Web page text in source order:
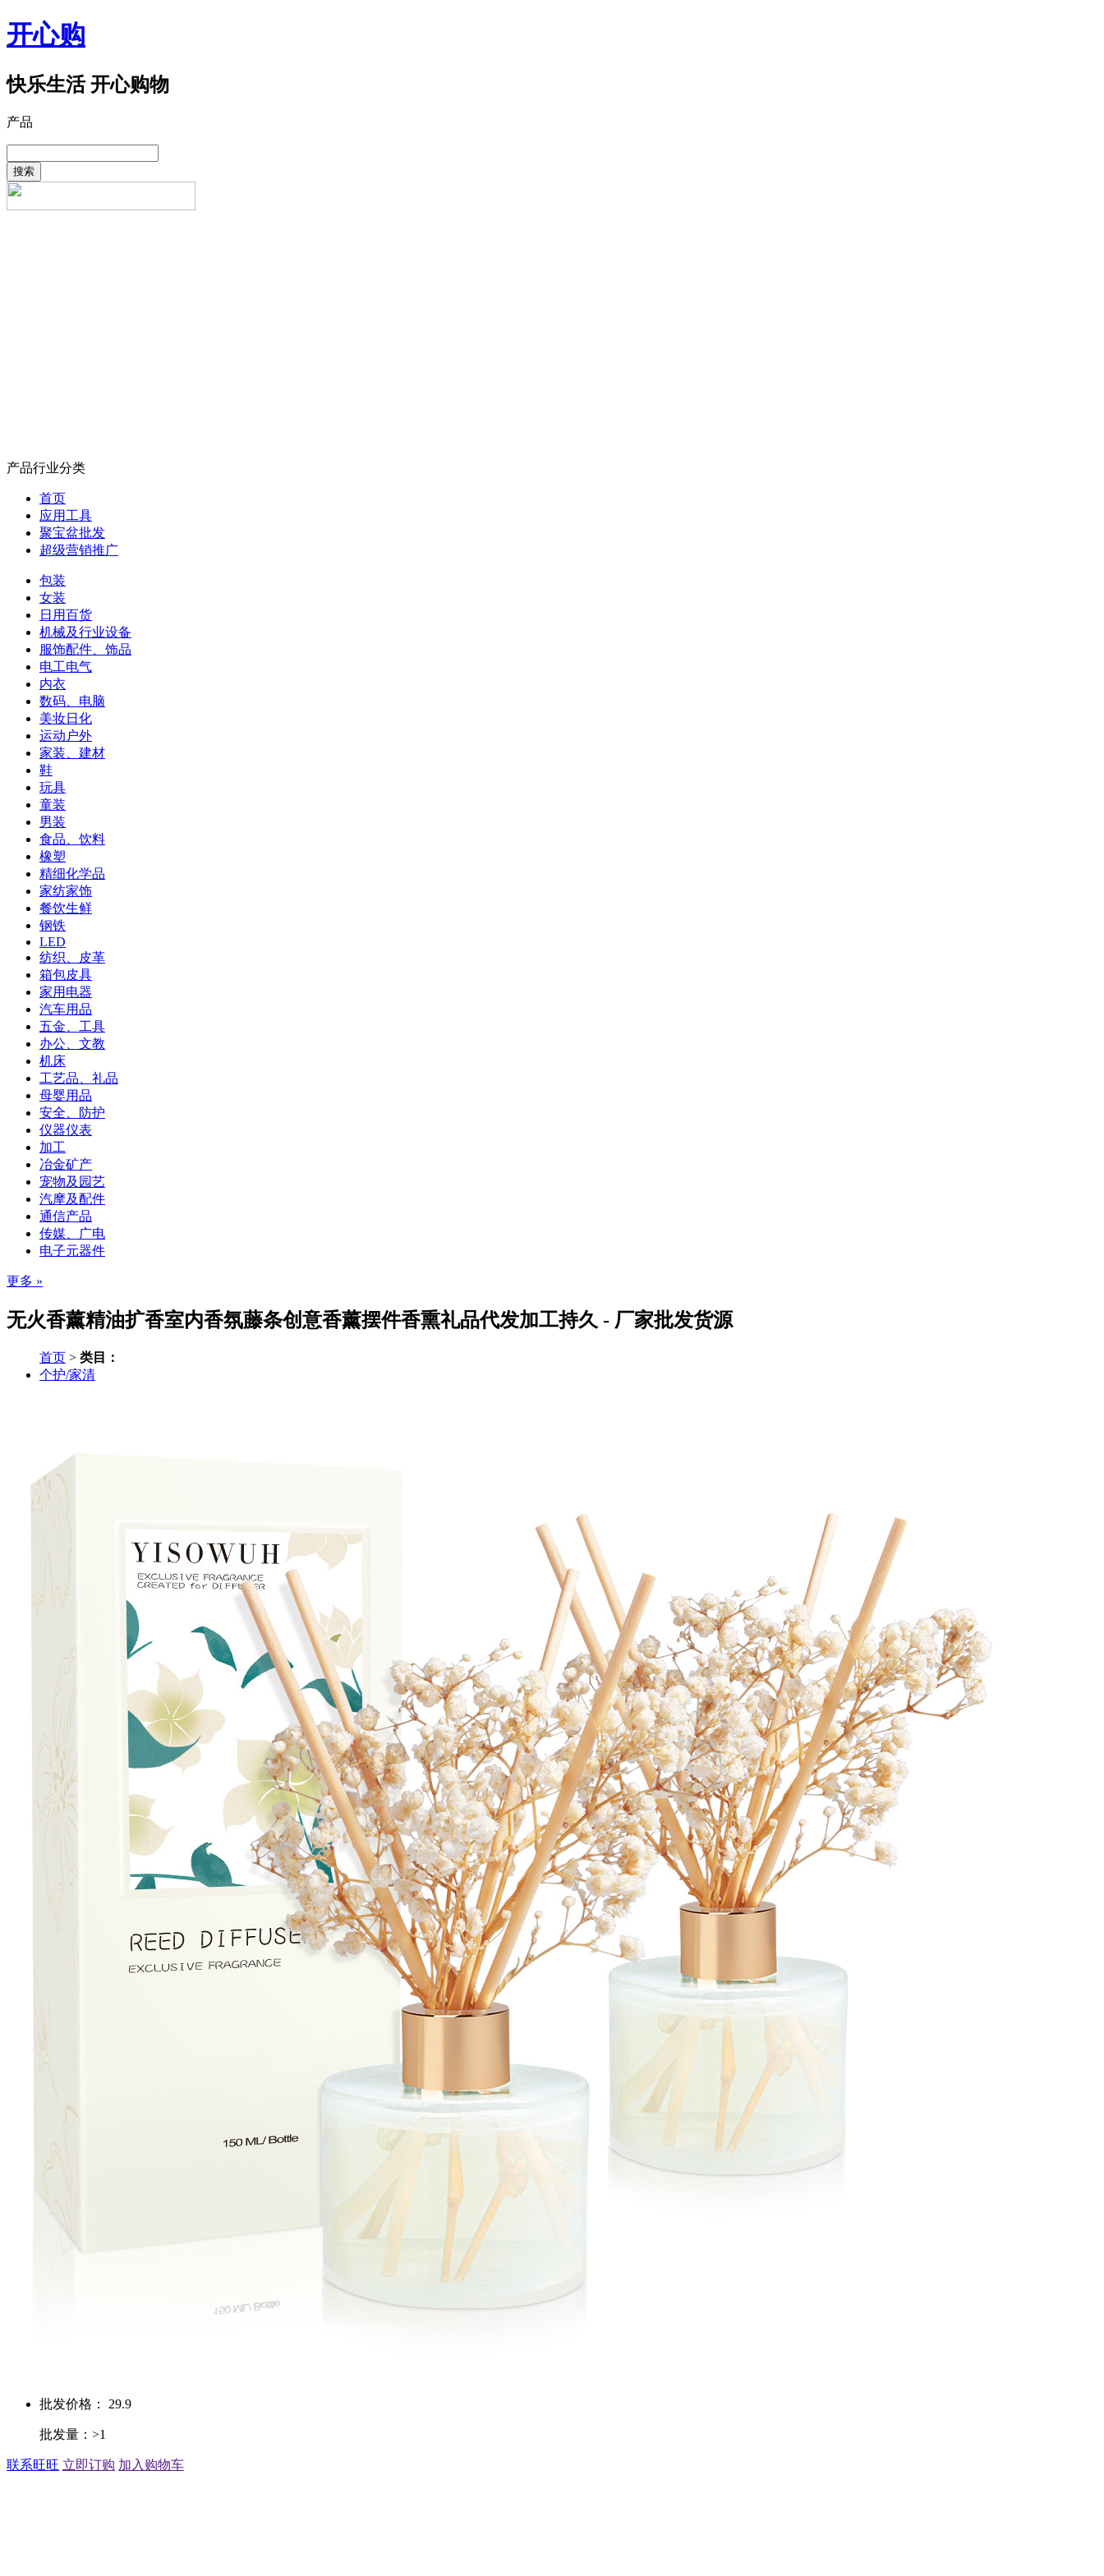
开心购
快乐生活 开心购物
产品
搜索
产品行业分类
首页
应用工具
聚宝盆批发
超级营销推广
包装
女装
日用百货
机械及行业设备
服饰配件、饰品
电工电气
内衣
数码、电脑
美妆日化
运动户外
家装、建材
鞋
玩具
童装
男装
食品、饮料
橡塑
精细化学品
家纺家饰
餐饮生鲜
钢铁
LED
纺织、皮革
箱包皮具
家用电器
汽车用品
五金、工具
办公、文教
机床
工艺品、礼品
母婴用品
安全、防护
仪器仪表
加工
冶金矿产
宠物及园艺
汽摩及配件
通信产品
传媒、广电
电子元器件
更多 »
无火香薰精油扩香室内香氛藤条创意香薰摆件香熏礼品代发加工持久 - 厂家批发货源
首页 > 类目：
个护/家清
批发价格： 29.9
批发量：>1
联系旺旺 立即订购 加入购物车